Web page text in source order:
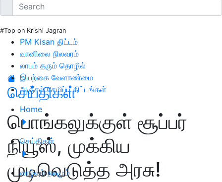
#Top on Krishi Jagran
PM Kisan திட்டம்
வானிலை நிலவரம்
லாபம் தரும் தொழில்
இயற்கை வேளாண்மை
அஞ்சல் சேமிப்பு திட்டங்கள்
Home
செய்திகள்
வாழ்வும் நலமும்
செய்திகள்
பொங்கலுக்குள் சூப்பர்
நியூஸ், முக்கிய
முடிவெடுத்த அரசு!